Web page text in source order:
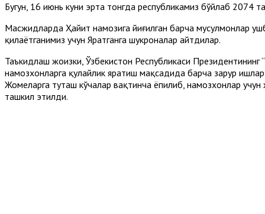
Бугун, 16 июнь куни эрта тонгда республикамиз бўйлаб
Масжидларда Ҳайит намозига йиғилган барча мусулмонлар
қилаётганимиз учун Яратганга шукроналар айтдилар.
Таъкидлаш жоизки, Ўзбекистон Республикаси
намозхонларга қулайлик яратиш мақсадида барча зарур
Жомеларга туташ кўчалар вақтинча ёпилиб, намозхонлар
ташкил этилди.